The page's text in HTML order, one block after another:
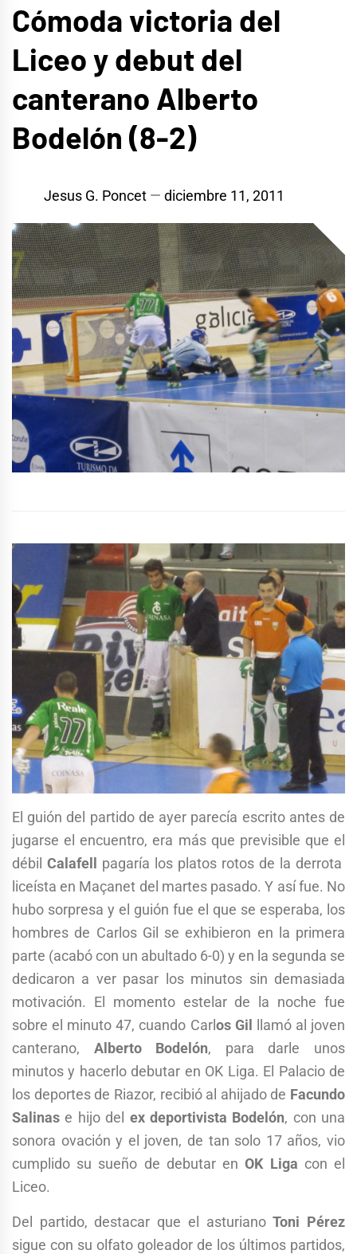
Cómoda victoria del
Liceo y debut del
canterano Alberto
Bodelón (8-2)
Jesus G. Poncet diciembre 11, 2011
El guión del partido de ayer parecía escrito antes de
jugarse el encuentro, era más que previsible que el
débil Calafell pagaría los platos rotos de la derrota
liceísta en Maçanet del martes pasado. Y así fue. No
hubo sorpresa y el guión fue el que se esperaba, los
hombres de Carlos Gil se exhibieron en la primera
parte (acabó con un abultado 6-0) y en la segunda se
dedicaron a ver pasar los minutos sin demasiada
motivación. El momento estelar de la noche fue
sobre el minuto 47, cuando Carlos Gil llamó al joven
canterano, Alberto Bodelón, para darle unos
minutos y hacerlo debutar en OK Liga. El Palacio de
los deportes de Riazor, recibió al ahijado de Facundo
Salinas e hijo del ex deportivista Bodelón, con una
sonora ovación y el joven, de tan solo 17 años, vio
cumplido su sueño de debutar enOK Liga con el
Liceo.
Del partido, destacar que el asturianoToni Pérez
sigue con su olfato goleador de los últimos partidos,